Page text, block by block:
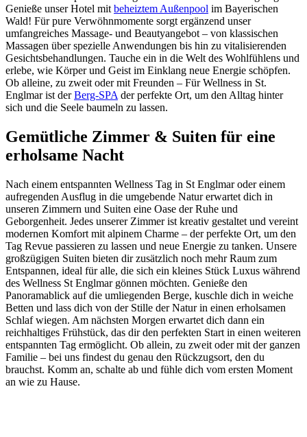
Genieße unser Hotel mitbeheiztem Außenpool im Bayerischen
Wald! Für pure Verwöhnmomente sorgt ergänzend unser
umfangreiches Massage- und Beautyangebot – von klassischen
Massagen über spezielle Anwendungen bis hin zu vitalisierenden
Gesichtsbehandlungen. Tauche ein in die Welt des Wohlfühlens und
erlebe, wie Körper und Geist im Einklang neue Energie schöpfen.
Ob alleine, zu zweit oder mit Freunden – Für Wellness in St.
Englmar ist derBerg-SPAder perfekte Ort, um den Alltag hinter
sich und die Seele baumeln zu lassen.
Gemütliche Zimmer & Suiten für eine
erholsame Nacht
Nach einem entspannten Wellness Tag in St Englmar oder einem
aufregenden Ausflug in die umgebende Natur erwartet dich in
unseren Zimmern und Suiten eine Oase der Ruhe und
Geborgenheit. Jedes unserer Zimmer ist kreativ gestaltet und vereint
modernen Komfort mit alpinem Charme – der perfekte Ort, um den
Tag Revue passieren zu lassen und neue Energie zu tanken. Unsere
großzügigen Suiten bieten dir zusätzlich noch mehr Raum zum
Entspannen, ideal für alle, die sich ein kleines Stück Luxus während
des Wellness St Englmar gönnen möchten. Genieße den
Panoramablick auf die umliegenden Berge, kuschle dich in weiche
Betten und lass dich von der Stille der Natur in einen erholsamen
Schlaf wiegen. Am nächsten Morgen erwartet dich dann ein
reichhaltiges Frühstück, das dir den perfekten Start in einen weiteren
entspannten Tag ermöglicht. Ob allein, zu zweit oder mit der ganzen
Familie – bei uns findest du genau den Rückzugsort, den du
brauchst. Komm an, schalte ab und fühle dich vom ersten Moment
an wie zu Hause.